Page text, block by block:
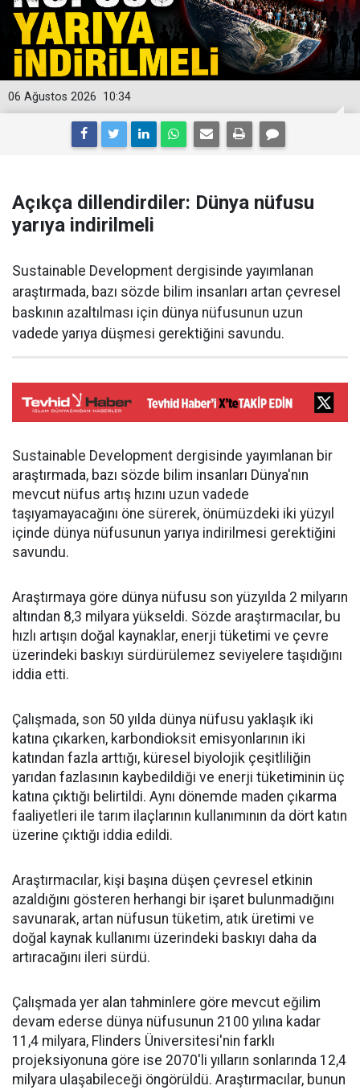
10:34
06 Ağustos 2026
Açıkça dillendirdiler: Dünya nüfusu
yarıya indirilmeli
Sustainable Development dergisinde yayımlanan
araştırmada, bazı sözde bilim insanları artan çevresel
baskının azaltılması için dünya nüfusunun uzun
vadede yarıya düşmesi gerektiğini savundu.
Sustainable Development dergisinde yayımlanan bir
araştırmada, bazı sözde bilim insanları Dünya'nın
mevcut nüfus artış hızını uzun vadede
taşıyamayacağını öne sürerek, önümüzdeki iki yüzyıl
içinde dünya nüfusunun yarıya indirilmesi gerektiğini
savundu.
Araştırmaya göre dünya nüfusu son yüzyılda 2 milyarın
altından 8,3 milyara yükseldi. Sözde araştırmacılar, bu
hızlı artışın doğal kaynaklar, enerji tüketimi ve çevre
üzerindeki baskıyı sürdürülemez seviyelere taşıdığını
iddia etti.
Çalışmada, son 50 yılda dünya nüfusu yaklaşık iki
katına çıkarken, karbondioksit emisyonlarının iki
katından fazla arttığı, küresel biyolojik çeşitliliğin
yarıdan fazlasının kaybedildiği ve enerji tüketiminin üç
katına çıktığı belirtildi. Aynı dönemde maden çıkarma
faaliyetleri ile tarım ilaçlarının kullanımının da dört katın
üzerine çıktığı iddia edildi.
Araştırmacılar, kişi başına düşen çevresel etkinin
azaldığını gösteren herhangi bir işaret bulunmadığını
savunarak, artan nüfusun tüketim, atık üretimi ve
doğal kaynak kullanımı üzerindeki baskıyı daha da
artıracağını ileri sürdü.
Çalışmada yer alan tahminlere göre mevcut eğilim
devam ederse dünya nüfusunun 2100 yılına kadar
11,4 milyara, Flinders Üniversitesi'nin farklı
projeksiyonuna göre ise 2070'li yılların sonlarında 12,4
milyara ulaşabileceği öngörüldü. Araştırmacılar, bunun